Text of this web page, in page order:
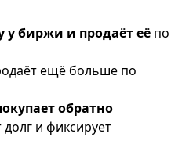
у биржи и продаёт её по
ещё больше по
обратно
и фиксирует